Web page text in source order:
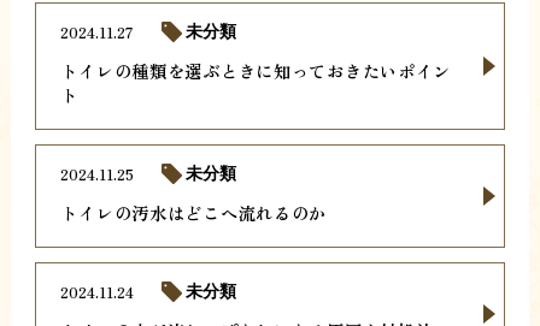
トイレの種類を選ぶときに知っておきたいポイン
ト
2024.11.27 未分類
トイレの汚水はどこへ流れるのか
2024.11.25 未分類
2024.11.24 未分類